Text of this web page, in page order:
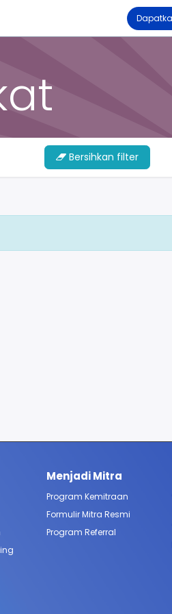
Events Blogs
Bersihkan filter
Menjadi Mitra
Program Kemitraan
Formulir Mitra Resmi
Program Referral